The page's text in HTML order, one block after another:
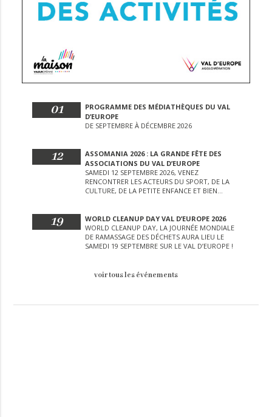
01
PROGRAMME DES MÉDIATHÈQUES DU VAL
D’EUROPE
DE SEPTEMBRE À DÉCEMBRE 2026
12
ASSOMANIA 2026 : LA GRANDE FÊTE DES
ASSOCIATIONS DU VAL D’EUROPE
SAMEDI 12 SEPTEMBRE 2026, VENEZ
RENCONTRER LES ACTEURS DU SPORT, DE LA
CULTURE, DE LA PETITE ENFANCE ET BIEN
19
WORLD CLEANUP DAY VAL D’EUROPE 2026
WORLD CLEANUP DAY, LA JOURNÉE MONDIALE
DE RAMASSAGE DES DÉCHETS AURA LIEU LE
SAMEDI 19 SEPTEMBRE SUR LE VAL D’EUROPE !
voir tous les événements